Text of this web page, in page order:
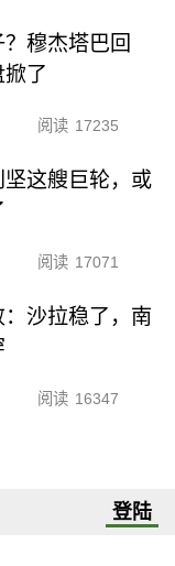
穆杰塔巴回
了
阅读 17235
这艘巨轮，或
阅读 17071
沙拉稳了，南
阅读 16347
登陆